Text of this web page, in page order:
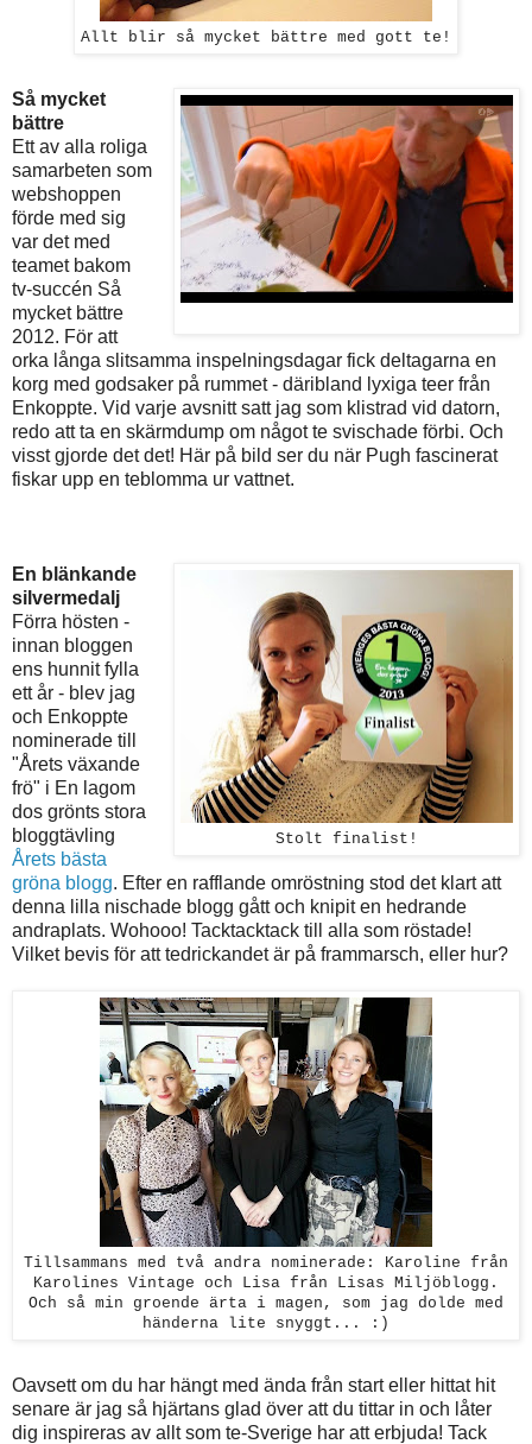
Allt blir så mycket bättre med gott te!
Så mycket
bättre
Ett av alla roliga
samarbeten som
webshoppen
förde med sig
var det med
teamet bakom
tv-succén Så
mycket bättre
2012. För att
orka långa slitsamma inspelningsdagar fick deltagarna en
korg med godsaker på rummet - däribland lyxiga teer från
Enkoppte. Vid varje avsnitt satt jag som klistrad vid datorn,
redo att ta en skärmdump om något te svischade förbi. Och
visst gjorde det det! Här på bild ser du när Pugh fascinerat
fiskar upp en teblomma ur vattnet.
Stolt finalist!
En blänkande
silvermedalj
Förra hösten -
innan bloggen
ens hunnit fylla
ett år - blev jag
och Enkoppte
nominerade till
"Årets växande
frö" i En lagom
dos grönts stora
bloggtävling
Årets bästa
gröna blogg. Efter en rafflande omröstning stod det klart att
denna lilla nischade blogg gått och knipit en hedrande
andraplats. Wohooo! Tacktacktack till alla som röstade!
Vilket bevis för att tedrickandet är på frammarsch, eller hur?
Tillsammans med två andra nominerade: Karoline från
Karolines Vintage och Lisa från Lisas Miljöblogg.
Och så min groende ärta i magen, som jag dolde med
händerna lite snyggt... :)
Oavsett om du har hängt med ända från start eller hittat hit
senare är jag så hjärtans glad över att du tittar in och låter
dig inspireras av allt som te-Sverige har att erbjuda! Tack